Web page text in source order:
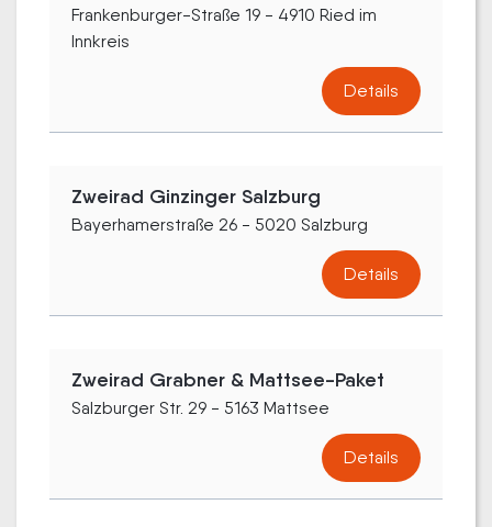
Frankenburger-Straße 19 - 4910 Ried im
Innkreis
Details
Zweirad Ginzinger Salzburg
Bayerhamerstraße 26 - 5020 Salzburg
Details
Zweirad Grabner & Mattsee-Paket
Salzburger Str. 29 - 5163 Mattsee
Details